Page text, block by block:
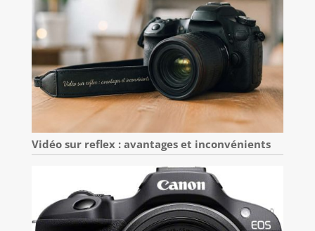
Vidéo sur reflex : avantages et inconvénients